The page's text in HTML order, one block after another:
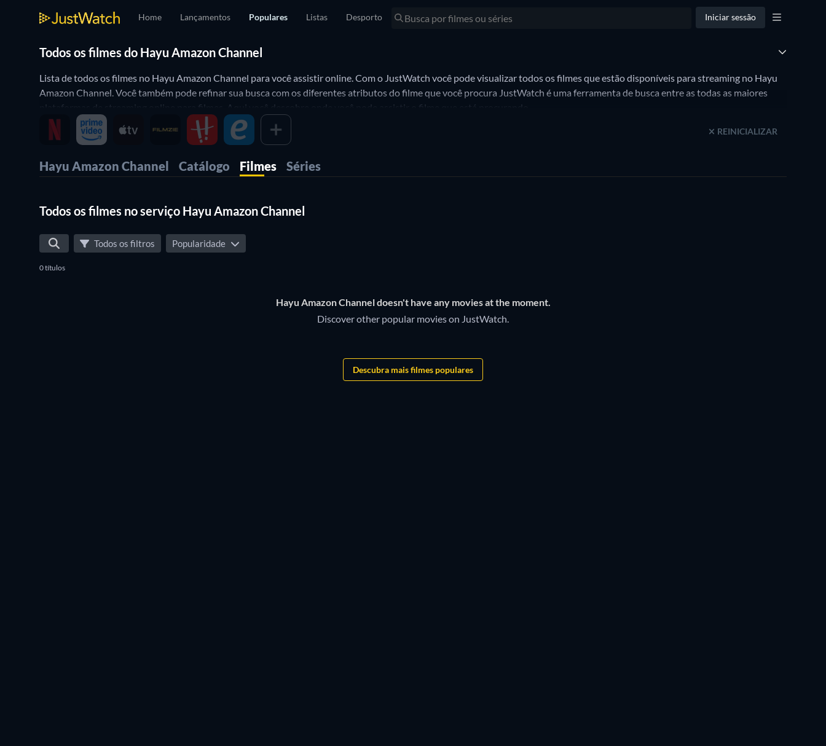
Home Lançamentos Populares Listas Desporto Iniciar sessão
Todos os filmes do Hayu Amazon Channel
Lista de todos os filmes no Hayu Amazon Channel para você assistir online. Com o JustWatch você pode visualizar todos os filmes que estão disponíveis para streaming no Hayu
Amazon Channel. Você também pode refinar sua busca com os diferentes atributos do filme que você procura JustWatch é uma ferramenta de busca entre as todas as maiores
plataformas de streaming online para filmes. Aqui você descobre onde você pode assistir o filme que está procurando.
REINICIALIZAR
Hayu Amazon Channel Catálogo Filmes Séries
Todos os filmes no serviço Hayu Amazon Channel
Todos os filtros Popularidade
0 títulos
Hayu Amazon Channel doesn't have any movies at the moment.
Discover other popular movies on JustWatch.
Descubra mais filmes populares